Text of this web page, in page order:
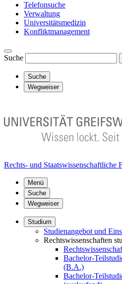
Telefonsuche
Verwaltung
Universitätsmedizin
Konfliktmanagement
Suche
Suche
Wegweiser
Rechts- und Staatswissenschaftliche
Menü
Suche
Wegweiser
Studium
Studienangebot und
Rechtswissenschaften
Bachelor-
(B.A.)
Bachelor-